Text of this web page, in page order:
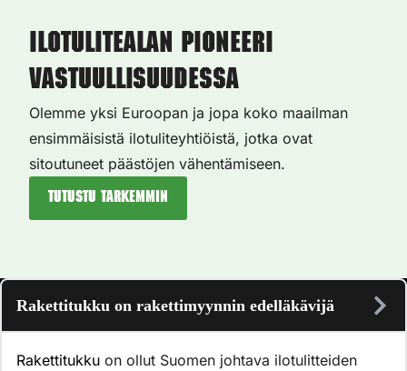
Ilotulitealan pioneeri
vastuullisuudessa
Olemme yksi Euroopan ja jopa koko maailman
ensimmäisistä ilotuliteyhtiöistä, jotka ovat
sitoutuneet päästöjen vähentämiseen.
Tutustu tarkemmin
Rakettitukku on rakettimyynnin edelläkävijä
Rakettitukku on ollut Suomen johtava ilotulitteiden